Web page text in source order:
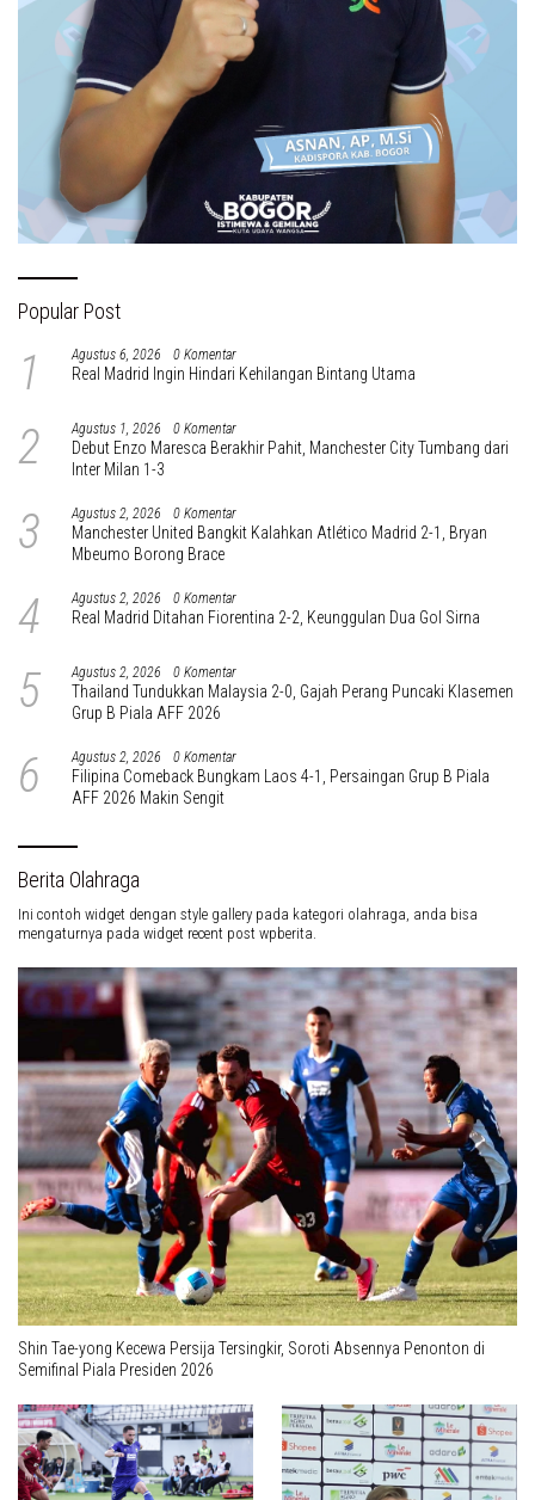
Popular Post
1 Agustus 6, 2026 0 Komentar
Real Madrid Ingin Hindari Kehilangan Bintang Utama
2 Agustus 1, 2026 0 Komentar
Debut Enzo Maresca Berakhir Pahit, Manchester City Tumbang dari
Inter Milan 1-3
3 Agustus 2, 2026 0 Komentar
Manchester United Bangkit Kalahkan Atlético Madrid 2-1, Bryan
Mbeumo Borong Brace
4 Agustus 2, 2026 0 Komentar
Real Madrid Ditahan Fiorentina 2-2, Keunggulan Dua Gol Sirna
5 Agustus 2, 2026 0 Komentar
Thailand Tundukkan Malaysia 2-0, Gajah Perang Puncaki Klasemen
Grup B Piala AFF 2026
6 Agustus 2, 2026 0 Komentar
Filipina Comeback Bungkam Laos 4-1, Persaingan Grup B Piala
AFF 2026 Makin Sengit
Berita Olahraga
Ini contoh widget dengan style gallery pada kategori olahraga, anda bisa
mengaturnya pada widget recent post wpberita.
Shin Tae-yong Kecewa Persija Tersingkir, Soroti Absennya Penonton di
Semifinal Piala Presiden 2026